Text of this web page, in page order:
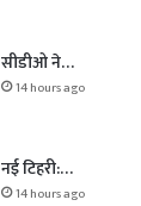
सीडीओ ने…
14 hours ago
नई टिहरी:…
14 hours ago